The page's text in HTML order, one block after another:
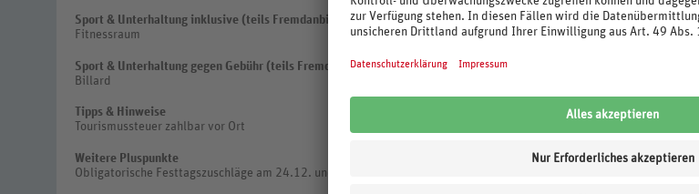
Sport & Unterhaltung inklusive (teils Fremdanbieter)
Fitnessraum
Sport & Unterhaltung gegen Gebühr (teils Fremdanbieter)
Billard
Tipps & Hinweise
Tourismussteuer zahlbar vor Ort
Weitere Pluspunkte
Obligatorische Festtagszuschläge am 24.12. und 31.12. (Weihnachts- und Silvesterdinner)